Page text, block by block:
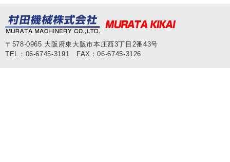
〒578-0965 大阪府東大阪市本庄西3丁目2番43号
TEL：06-6745-3191 FAX：06-6745-3126